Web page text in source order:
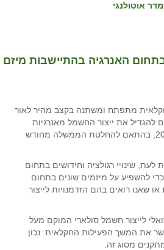
אוטולנגי
האנרגיה בהתיישבות מיזם
מתפתח ומשתנה בקצב מהיר לאור
להגדיל את ייצור החשמל מאנרגיות
מתחדשות ל-30% עד שנת 2030, בהתאם להחלטת הממשלה מחודש
שינויי רגולציה וחידושים בתחום
להשפיע על מיזמים שונים בתחום
שאנו רואים בהם הזדמנויות לייצור
לייצור חשמל סולארי המוקם מעל
את המשך הפעילות החקלאית. נכון
מסוג זה.